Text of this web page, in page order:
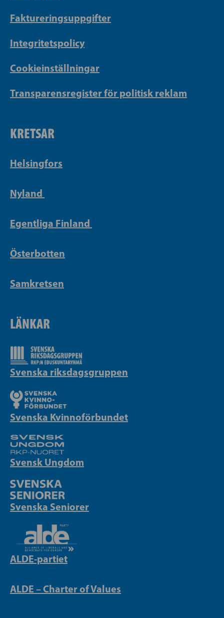
Faktureringsuppgifter
Integritetspolicy
Cookieinställningar
Transparensregister för politisk reklam
KRETSAR
Helsingfors
Nyland
Egentliga Finland
Österbotten
Samkretsen
LÄNKAR
Svenska riksdagsgruppen
Svenska Kvinnoförbundet
Svensk Ungdom
Svenska Seniorer
ALDE-partiet
ALDE – Charter of Values